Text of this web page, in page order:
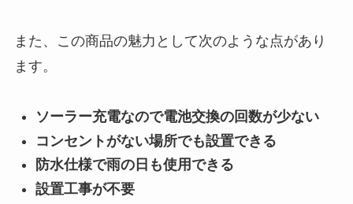
また、この商品の魅力として次のような点があり
ます。
ソーラー充電なので電池交換の回数が少ない
コンセントがない場所でも設置できる
防水仕様で雨の日も使用できる
設置工事が不要